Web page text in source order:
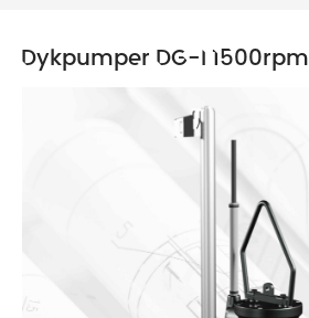
Dykpumper DG-I 1500rpm